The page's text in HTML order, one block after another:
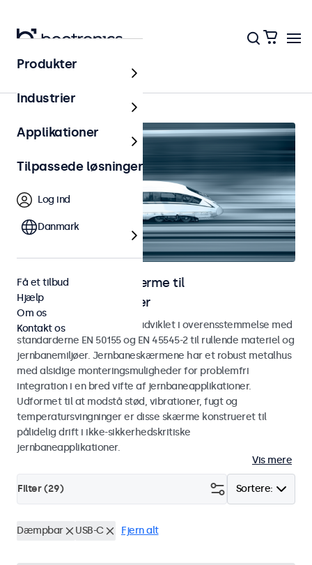
Hjem
Skærme og touchskærme til
jernbaneapplikationer
Skærme og touchskærme udviklet i overensstemmelse med
standarderne EN 50155 og EN 45545-2 til rullende materiel og
jernbanemiljøer. Jernbaneskærmene har et robust metalhus
med alsidige monteringsmuligheder for problemfri
integration i en bred vifte af jernbaneapplikationer.
Udformet til at modstå stød, vibrationer, fugt og
temperatursvingninger er disse skærme konstrueret til
pålidelig drift i ikke-sikkerhedskritiske
jernbaneapplikationer.
Vis mere
Sortere:
Filter (29)
Dæmpbar USB-C Fjern alt
Produkter
Industrier
Applikationer
Tilpassede løsninger
Log ind
Danmark
Få et tilbud
Hjælp
Om os
Kontakt os